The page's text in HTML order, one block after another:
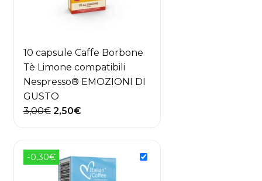
10 capsule Caffe Borbone
Tè Limone compatibili
Nespresso® EMOZIONI DI
GUSTO
3,00€ Il
era:
3,00€.
2,50€Il
è:
2,50€.
-0,30€